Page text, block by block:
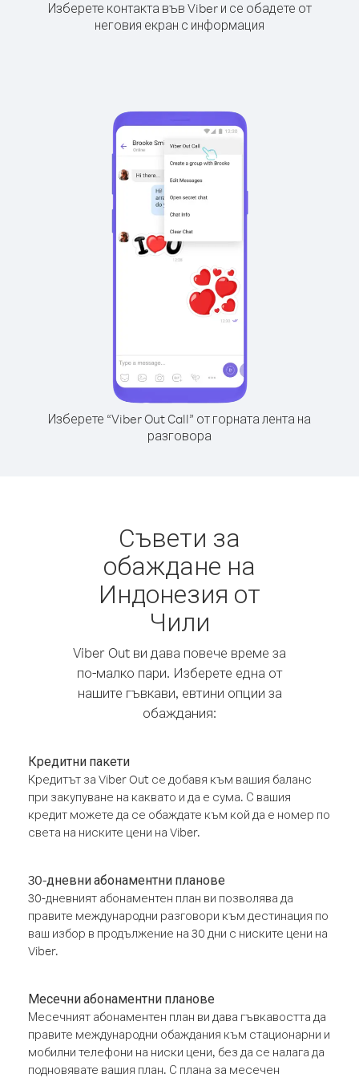
Изберете контакта във Viber и се обадете от
неговия екран с информация
Изберете “Viber Out Call” от горната лента на
разговора
Съвети за
обаждане на
Индонезия от
Чили
Viber Out ви дава повече време за
по-малко пари. Изберете една от
нашите гъвкави, евтини опции за
обаждания:
Кредитни пакети
Кредитът за Viber Out се добавя към вашия баланс
при закупуване на каквато и да е сума. С вашия
кредит можете да се обаждате към кой да е номер по
света на ниските цени на Viber.
30-дневни абонаментни планове
30-дневният абонаментен план ви позволява да
правите международни разговори към дестинация по
ваш избор в продължение на 30 дни с ниските цени на
Viber.
Месечни абонаментни планове
Месечният абонаментен план ви дава гъвкавостта да
правите международни обаждания към стационарни и
мобилни телефони на ниски цени, без да се налага да
подновявате вашия план. С плана за месечен